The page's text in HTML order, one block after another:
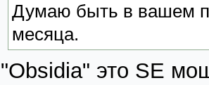
Думаю быть в вашем
месяца.
"Obsidia" это SE